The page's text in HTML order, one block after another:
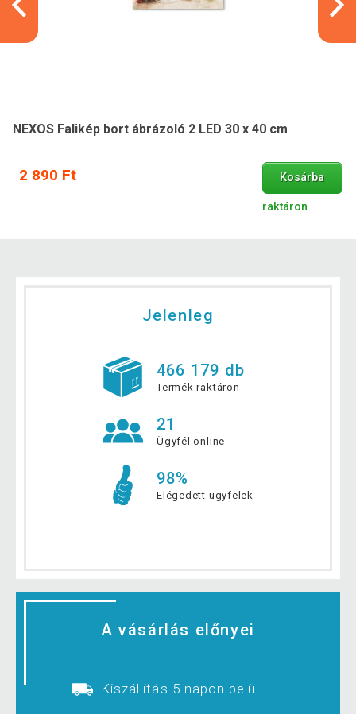
NEXOS Falikép bort ábrázoló 2 LED 30 x 40 cm
2 890 Ft Kosárba
raktáron
Jelenleg
466 179 db
Termék raktáron
21
Ügyfél online
98%
Elégedett ügyfelek
A vásárlás előnyei
Kiszállítás 5 napon belül